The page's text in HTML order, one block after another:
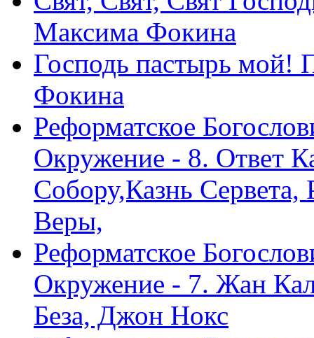
Максима Фокина
Господь пастырь мой!
Фокина
Реформатское
Окружение - 8. Ответ
Собору,Казнь Сервета,
Веры,
Реформатское
Окружение - 7. Жан
Беза, Джон Нокс